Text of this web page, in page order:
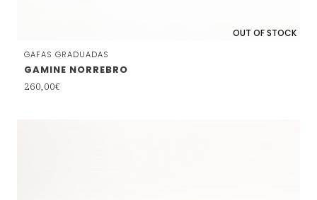
OUT OF STOCK
GAFAS GRADUADAS
GAMINE NORREBRO
260,00€